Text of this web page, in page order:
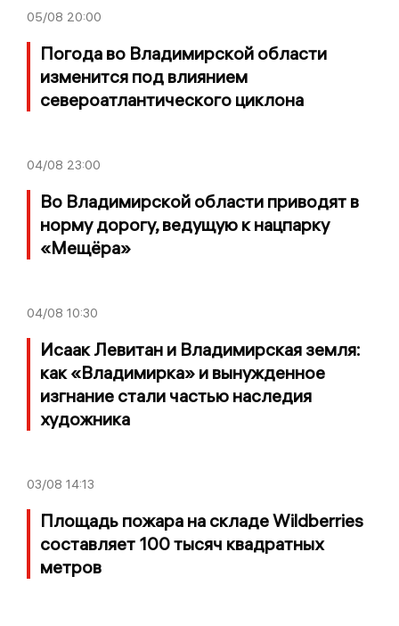
05/08 20:00
Погода во Владимирской области
изменится под влиянием
североатлантического циклона
04/08 23:00
Во Владимирской области приводят в
норму дорогу, ведущую к нацпарку
«Мещёра»
04/08 10:30
Исаак Левитан и Владимирская земля:
как «Владимирка» и вынужденное
изгнание стали частью наследия
художника
03/08 14:13
Площадь пожара на складе Wildberries
составляет 100 тысяч квадратных
метров